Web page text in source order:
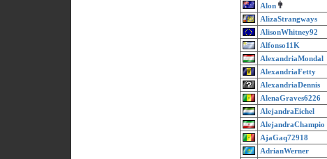
Alon
AlizaStrangways
AlisonWhitney92
Alfonso11K
AlexandriaMondal
AlexandriaFetty
AlexandriaDennis
AlenaGraves6226
AlejandraEichel
AlejandraChampio
AjaGaq72918
AdrianWerner